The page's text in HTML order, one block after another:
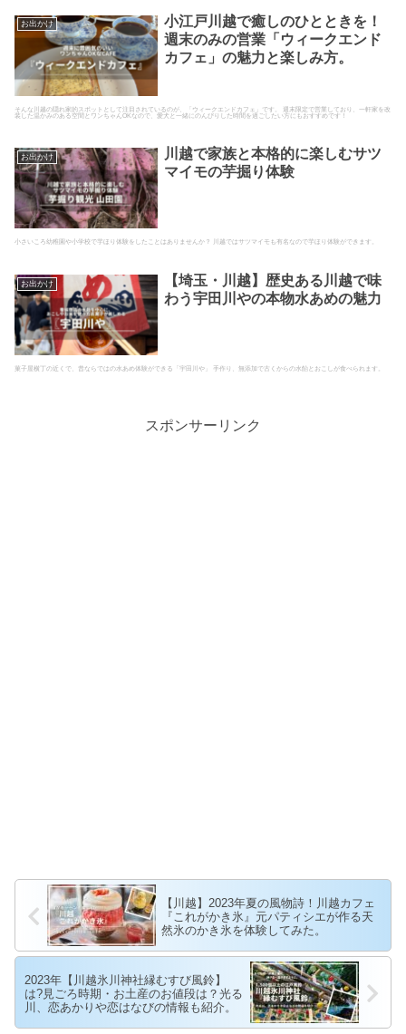
お出かけ
小江戸川越で癒しのひとときを！
週末のみの営業「ウィークエンド
カフェ」の魅力と楽しみ方。
そんな川越の隠れ家的スポットとして注目されているのが、「ウィークエンドカフェ」です。 週末限定で営業しており、一軒家を改
装した温かみのある空間とワンちゃんOKなので、愛犬と一緒にのんびりした時間を過ごしたい方にもおすすめです！
お出かけ
川越で家族と本格的に楽しむサツ
マイモの芋掘り体験
小さいころ幼稚園や小学校で芋ほり体験をしたことはありませんか？ 川越ではサツマイモも有名なので芋ほり体験ができます。
お出かけ
【埼玉・川越】歴史ある川越で味
わう宇田川やの本物水あめの魅力
菓子屋横丁の近くで、昔ならではの水あめ体験ができる「宇田川や」 手作り、無添加で古くからの水飴とおこしが食べられます。
スポンサーリンク
【川越】2023年夏の風物詩！川越カフェ
『これがかき氷』元パティシエが作る天
然氷のかき氷を体験してみた。
2023年【川越氷川神社縁むすび風鈴】
は?見ごろ時期・お土産のお値段は？光る
川、恋あかりや恋はなびの情報も紹介。